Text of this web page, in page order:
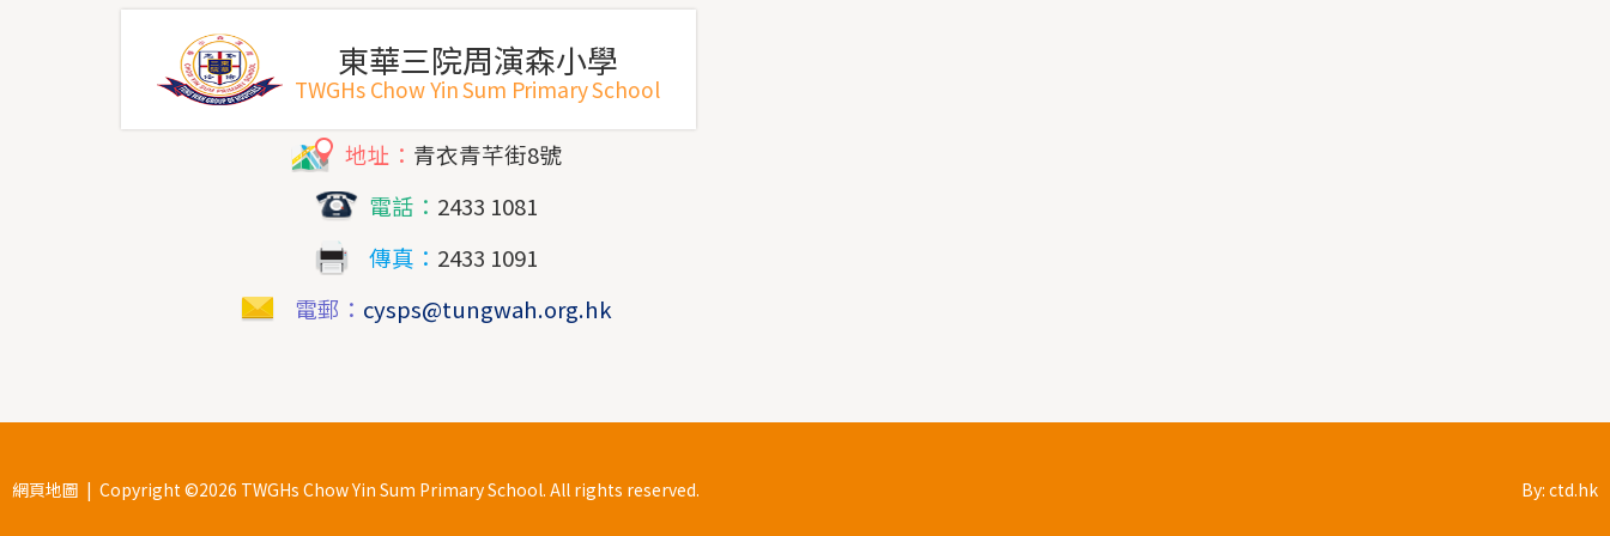
東華三院周演森小學
TWGHs Chow Yin Sum Primary School
地址： 青衣青芊街8號
電話： 2433 1081
傳真： 2433 1091
電郵： cysps@tungwah.org.hk
網頁地圖 | Copyright ©2026 TWGHs Chow Yin Sum Primary School. All rights reserved. By: ctd.hk